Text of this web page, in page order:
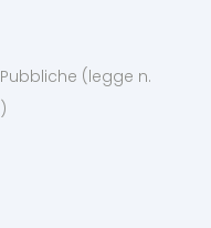
(legge n.